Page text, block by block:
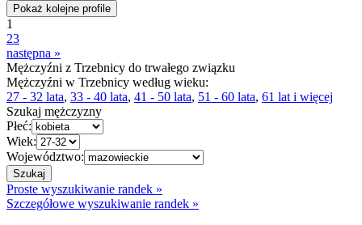
Pokaż kolejne profile
1
23
następna »
Mężczyźni z Trzebnicy do trwałego związku
Mężczyźni w Trzebnicy według wieku:
27 - 32 lata, 33 - 40 lata, 41 - 50 lata, 51 - 60 lata, 61 lat i więcej
Szukaj mężczyzny
Płeć:
Wiek:
Województwo:
Proste wyszukiwanie randek »
Szczegółowe wyszukiwanie randek »